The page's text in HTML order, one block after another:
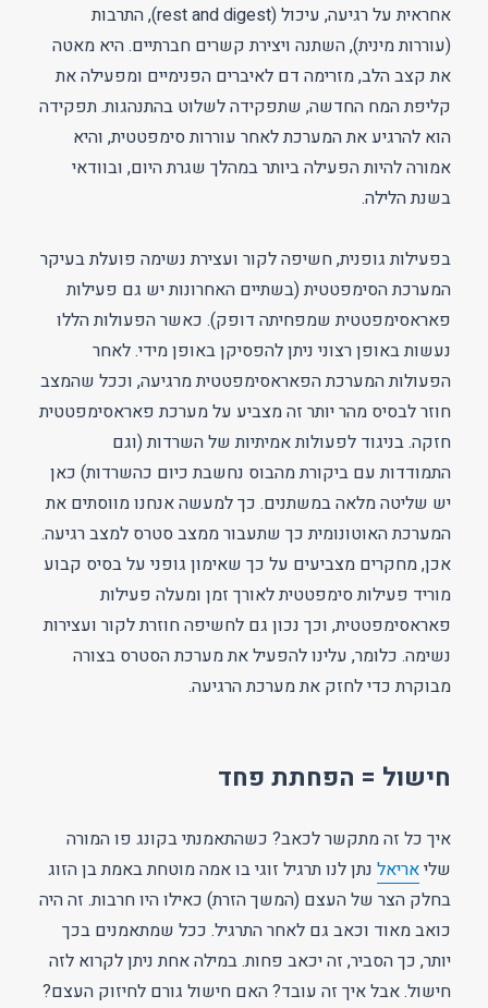
אחראית על רגיעה, עיכול (rest and digest), התרבות
(עוררות מינית), השתנה ויצירת קשרים חברתיים. היא מאטה
את קצב הלב, מזרימה דם לאיברים הפנימיים ומפעילה את
קליפת המח החדשה, שתפקידה לשלוט בהתנהגות. תפקידה
הוא להרגיע את המערכת לאחר עוררות סימפטטית, והיא
אמורה להיות הפעילה ביותר במהלך שגרת היום, ובוודאי
בשנת הלילה.
בפעילות גופנית, חשיפה לקור ועצירת נשימה פועלת בעיקר
המערכת הסימפטטית (בשתיים האחרונות יש גם פעילות
פאראסימפטטית שמפחיתה דופק). כאשר הפעולות הללו
נעשות באופן רצוני ניתן להפסיקן באופן מידי. לאחר
הפעולות המערכת הפאראסימפטטית מרגיעה, וככל שהמצב
חוזר לבסיס מהר יותר זה מצביע על מערכת פאראסימפטטית
חזקה. בניגוד לפעולות אמיתיות של השרדות (וגם
התמודדות עם ביקורת מהבוס נחשבת כיום כהשרדות) כאן
יש שליטה מלאה במשתנים. כך למעשה אנחנו מווסתים את
המערכת האוטונומית כך שתעבור ממצב סטרס למצב רגיעה.
אכן, מחקרים מצביעים על כך שאימון גופני על בסיס קבוע
מוריד פעילות סימפטטית לאורך זמן ומעלה פעילות
פאראסימפטטית, וכך נכון גם לחשיפה חוזרת לקור ועצירות
נשימה. כלומר, עלינו להפעיל את מערכת הסטרס בצורה
מבוקרת כדי לחזק את מערכת הרגיעה.
חישול = הפחתת פחד
איך כל זה מתקשר לכאב? כשהתאמנתי בקונג פו המורה
שליאריאל נתן לנו תרגיל זוגי בו אמה מוטחת באמת בן הזוג
בחלק הצר של העצם (המשך הזרת) כאילו היו חרבות. זה היה
כואב מאוד וכאב גם לאחר התרגיל. ככל שמתאמנים בכך
יותר, כך הסביר, זה יכאב פחות. במילה אחת ניתן לקרוא לזה
חישול. אבל איך זה עובד? האם חישול גורם לחיזוק העצם?